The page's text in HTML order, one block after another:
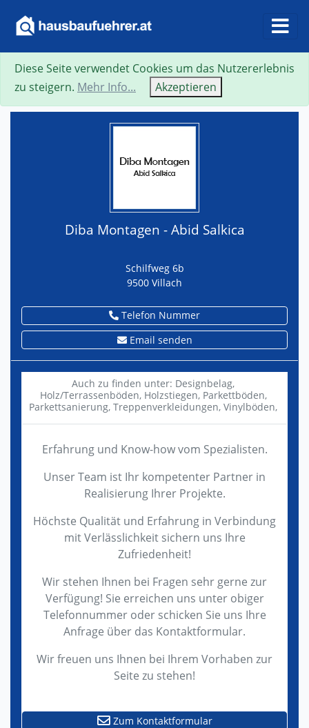
Suche Neue Suche Zurück
Diba Montagen - Abid Salkica
Schilfweg 6b
9500 Villach
Telefon Nummer
Email senden
Auch zu finden unter: Designbelag,
Holz/Terrassenböden, Holzstiegen, Parkettböden,
Parkettsanierung, Treppenverkleidungen, Vinylböden,
Erfahrung und Know-how vom Spezialisten.
Unser Team ist Ihr kompetenter Partner in
Realisierung Ihrer Projekte.
Höchste Qualität und Erfahrung in Verbindung
mit Verlässlichkeit sichern uns Ihre
Zufriedenheit!
Wir stehen Ihnen bei Fragen sehr gerne zur
Verfügung! Sie erreichen uns unter obiger
Telefonnummer oder schicken Sie uns Ihre
Anfrage über das Kontaktformular.
Wir freuen uns Ihnen bei Ihrem Vorhaben zur
Seite zu stehen!
Zum Kontaktformular
Diese Seite verwendet Cookies um das Nutzererlebnis
zu steigern. Mehr Info... Akzeptieren